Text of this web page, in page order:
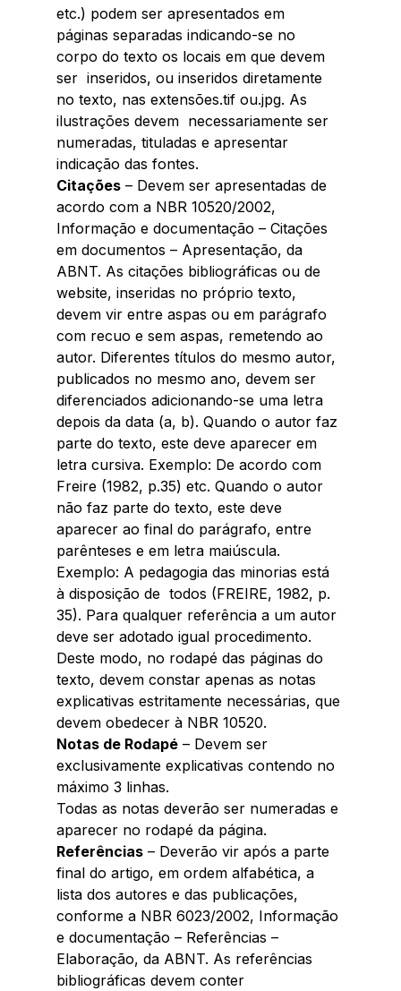
etc.) podem ser apresentados em
páginas separadas indicando-se no
corpo do texto os locais em que devem
ser  inseridos, ou inseridos diretamente
no texto, nas extensões.tif ou.jpg. As
ilustrações devem  necessariamente ser
numeradas, tituladas e apresentar
indicação das fontes.
Citações – Devem ser apresentadas de
acordo com a NBR 10520/2002,
Informação e documentação – Citações
em documentos – Apresentação, da
ABNT. As citações bibliográficas ou de
website, inseridas no próprio texto,
devem vir entre aspas ou em parágrafo
com recuo e sem aspas, remetendo ao
autor. Diferentes títulos do mesmo autor,
publicados no mesmo ano, devem ser
diferenciados adicionando-se uma letra
depois da data (a, b). Quando o autor faz
parte do texto, este deve aparecer em
letra cursiva. Exemplo: De acordo com
Freire (1982, p.35) etc. Quando o autor
não faz parte do texto, este deve
aparecer ao final do parágrafo, entre
parênteses e em letra maiúscula.
Exemplo: A pedagogia das minorias está
à disposição de  todos (FREIRE, 1982, p.
35). Para qualquer referência a um autor
deve ser adotado igual procedimento.
Deste modo, no rodapé das páginas do
texto, devem constar apenas as notas
explicativas estritamente necessárias, que
devem obedecer à NBR 10520.
Notas de Rodapé – Devem ser
exclusivamente explicativas contendo no
máximo 3 linhas.
Todas as notas deverão ser numeradas e
aparecer no rodapé da página.
Referências – Deverão vir após a parte
final do artigo, em ordem alfabética, a
lista dos autores e das publicações,
conforme a NBR 6023/2002, Informação
e documentação – Referências –
Elaboração, da ABNT. As referências
bibliográficas devem conter